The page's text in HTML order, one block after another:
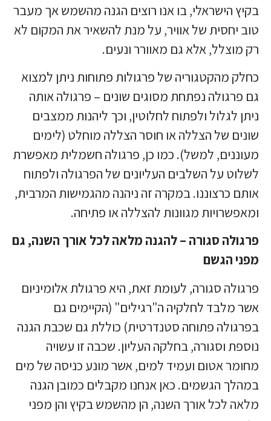
בקיץ הישראלי, בו אנו רוצים הגנה מהשמש אך מעבר
טוב יחסית של אוויר, על מנת להשאיר את המקום לא
רק מוצלל, אלא גם מאוורר ונעים.
כחלק מהקטגוריה של פרגולות פתוחות ניתן למצוא
גם פרגולה נפתחת מסוגים שונים – פרגולה אותה
ניתן לגלול ולפתוח לחלוטין, וכך ליהנות ממצבים
שונים של הצללה או חוסר הצללה מוחלט (לימים
מעוננים, למשל). כמו כן, פרגולה חשמלית מאפשרת
לשלוט על השלבים העליונים של הפרגולה ולפתוח
אותם כרצוננו. במקרה זה ניהנה מהגמישות המרבית,
ומאפשרויות מגוונות להצללה או פתיחה.
פרגולה סגורה – להגנה מלאה לכל אורך השנה, גם
מפני הגשם
פרגולה סגורה, לעומת זאת, היא פרגולת אלומיניום
אשר מלבד לחלקיה ה"רגילים" (הקיימים גם
בפרגולה פתוחה סטנדרטית) כוללת גם שכבת הגנה
נוספת וסגורה, בחלקה העליון. שכבה זו עשויה
מחומר אטום ועמיד למים, אשר מונע כניסה של מים
במהלך הגשמים. כאן אנחנו מקבלים כמובן הגנה
מלאה לכל אורך השנה, הן מהשמש בקיץ והן מפני